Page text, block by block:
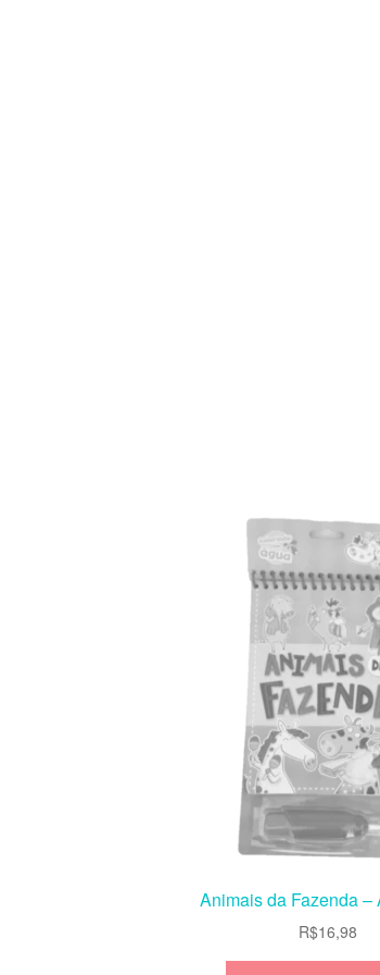
Animais da Fazenda –
R$16,98